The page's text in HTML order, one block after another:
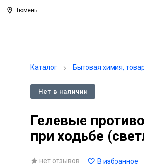
Тюмень
Каталог Бытовая химия,
Нет в наличии
Гелевые
при ходьбе
нет отзывов В избранное